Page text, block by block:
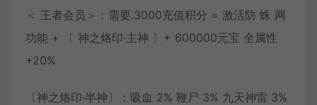
＜ 王者会员＞：需要.3000充值积分 = 激活防 蛛 网
功能 + 〔 神之烙印·主神 〕+ 600000元宝 全属性
+20%
〔神之烙印·半神〕：吸血 2% 鞭尸 3% 九天神雷 3%